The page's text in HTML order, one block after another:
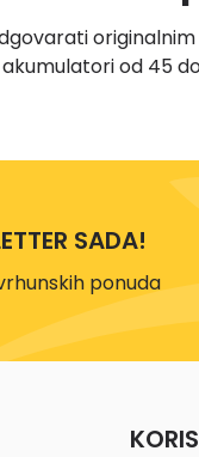
akumulatori od
za
i održavanje
rizik odSADA!
ponuda